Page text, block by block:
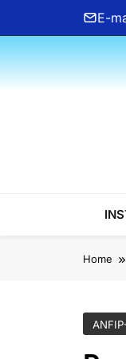
content
E-
Home